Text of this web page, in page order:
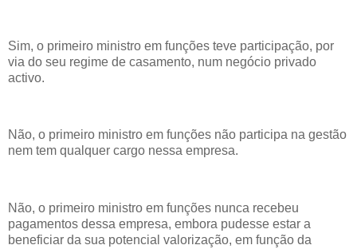
Sim, o primeiro ministro em funções teve participação, por
via do seu regime de casamento, num negócio privado
activo.
Não, o primeiro ministro em funções não participa na gestão
nem tem qualquer cargo nessa empresa.
Não, o primeiro ministro em funções nunca recebeu
pagamentos dessa empresa, embora pudesse estar a
beneficiar da sua potencial valorização, em função da